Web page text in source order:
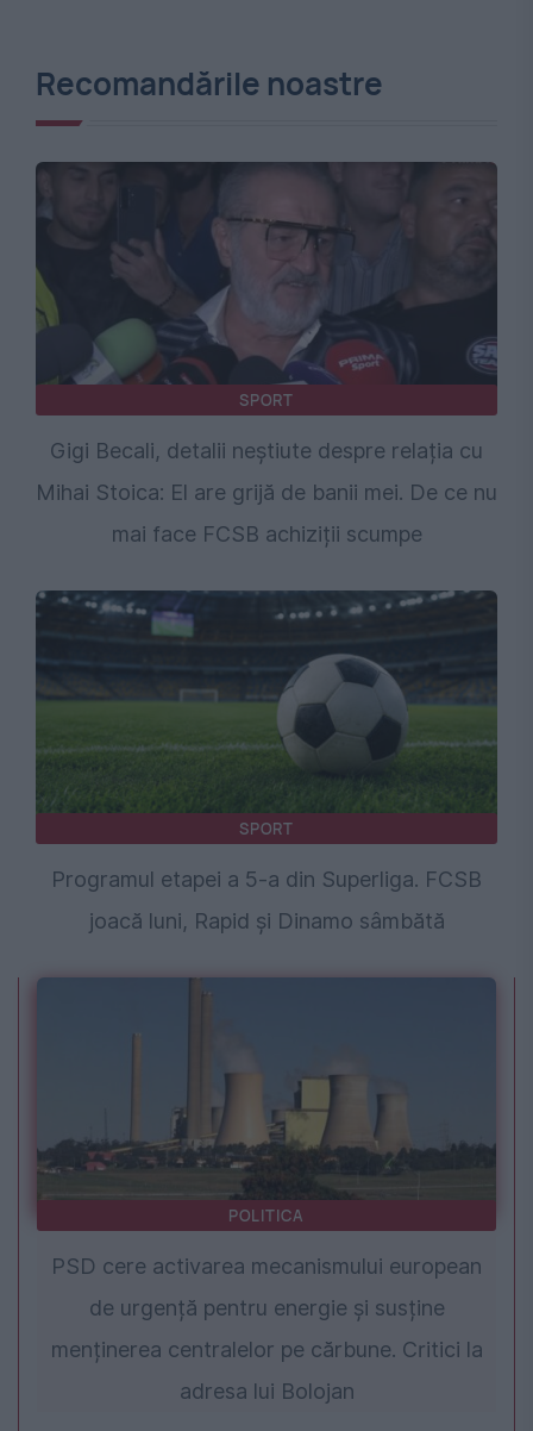
Recomandările noastre
SPORT
Gigi Becali, detalii neștiute despre relația cu
Mihai Stoica: El are grijă de banii mei. De ce nu
mai face FCSB achiziții scumpe
SPORT
Programul etapei a 5-a din Superliga. FCSB
joacă luni, Rapid și Dinamo sâmbătă
POLITICA
PSD cere activarea mecanismului european
de urgență pentru energie și susține
menținerea centralelor pe cărbune. Critici la
adresa lui Bolojan